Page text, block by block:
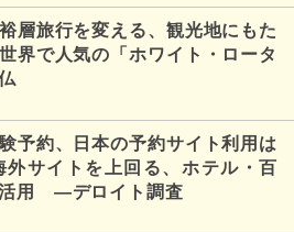
層旅行を変える、観光地にもた
界で人気の「ホワイト・ロータ
予約、日本の予約サイト利用は
外サイトを上回る、ホテル・百
活用 ―デロイト調査